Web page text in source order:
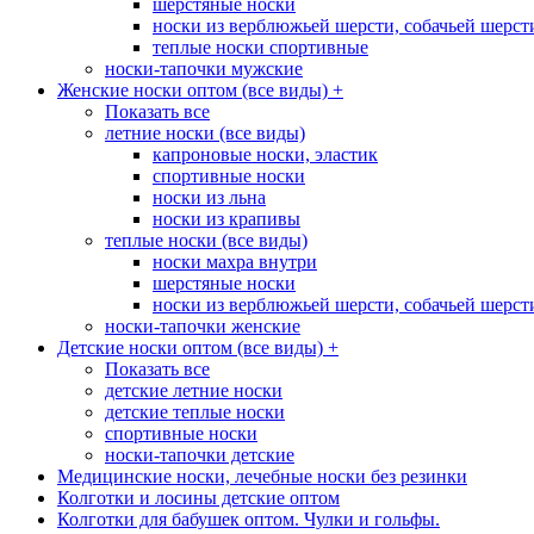
шерстяные носки
носки из верблюжьей шерсти, собачьей
теплые носки спортивные
носки-тапочки мужские
Женские носки оптом (все виды) +
Показать все
летние носки (все виды)
капроновые носки, эластик
спортивные носки
носки из льна
носки из крапивы
теплые носки (все виды)
носки махра внутри
шерстяные носки
носки из верблюжьей шерсти, собачьей
носки-тапочки женские
Детские носки оптом (все виды) +
Показать все
детские летние носки
детские теплые носки
спортивные носки
носки-тапочки детские
Медицинские носки, лечебные носки без резинки
Колготки и лосины детские оптом
Колготки для бабушек оптом. Чулки и гольфы.